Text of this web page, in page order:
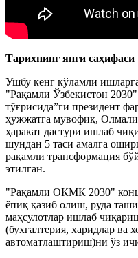
Тарихнинг янги саҳифаси
Ушбу кенг кўламли
"Рақамли Ўзбекистон
тўғрисида”ги президент
ҳужжатга мувофиқ,
ҳаракат дастури ишлаб
шундан 5 таси амалга
рақамли трансформация
этилган.
"Рақамли ОКМК 2030"
ёпиқ қазиб олиш, руда
маҳсулотлар ишлаб
(бухгалтерия, харидлар
автоматлаштириш)ни ўз